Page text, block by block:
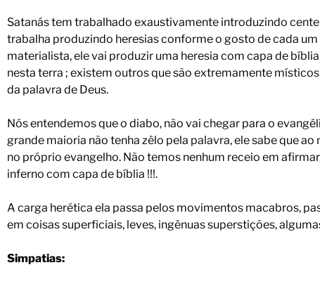
Satanás tem trabalhado exaustivamente introduzindo
trabalha produzindo heresias conforme o gosto de cada
materialista, ele vai produzir uma heresia com capa de
nesta terra ; existem outros que são extremamente
da palavra de Deus.
Nós entendemos que o diabo, não vai chegar para o
grande maioria não tenha zêlo pela palavra, ele sabe que
no próprio evangelho. Não temos nenhum receio em
inferno com capa de bíblia !!!.
A carga herética ela passa pelos movimentos macabros,
em coisas superficiais, leves, ingênuas superstições,
Simpatias: